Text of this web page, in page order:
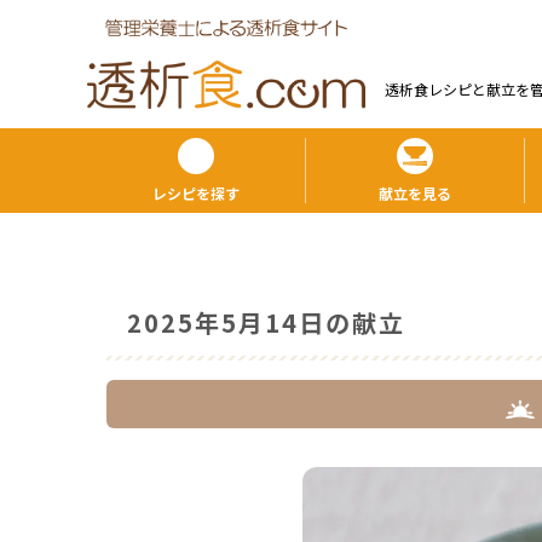
透析食レシピと献⽴を
レシピを探す 献立を見る
2025年5月14日の献立